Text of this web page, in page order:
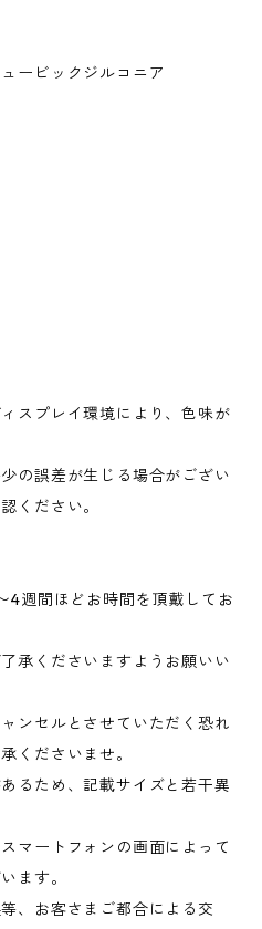
ービックジルコニア
スプレイ環境により、色味が
の誤差が生じる場合がござい
ください。
4週間ほどお時間を頂戴してお
承くださいますようお願いい
ンセルとさせていただく恐れ
くださいませ。
るため、記載サイズと若干異
マートフォンの画面によって
ます。
、お客さまご都合による交